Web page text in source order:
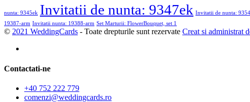
nunta: 9345ek Invitatii de nunta: 9347ek Invitatii de nunta:
19387-arm Invitatii nunta: 19388-arm Set Marturii: FlowerBouquet, set 1
© 2021 WeddingCards - Toate drepturile sunt rezervate Creat si administrat
Contactati-ne
+40 752 222 779
comenzi@weddingcards.ro